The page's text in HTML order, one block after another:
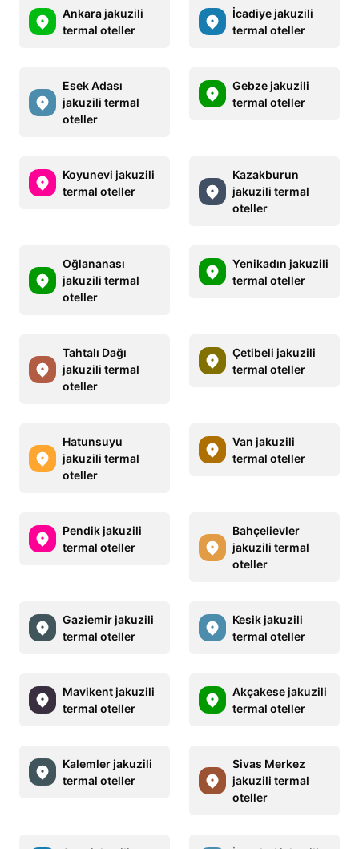
Ankara jakuzili
termal oteller
İcadiye jakuzili
termal oteller
Esek Adası
jakuzili termal
oteller
Gebze jakuzili
termal oteller
Koyunevi jakuzili
termal oteller
Kazakburun
jakuzili termal
oteller
Oğlananası
jakuzili termal
oteller
Yenikadın jakuzili
termal oteller
Tahtalı Dağı
jakuzili termal
oteller
Çetibeli jakuzili
termal oteller
Hatunsuyu
jakuzili termal
oteller
Van jakuzili
termal oteller
Pendik jakuzili
termal oteller
Bahçelievler
jakuzili termal
oteller
Gaziemir jakuzili
termal oteller
Kesik jakuzili
termal oteller
Mavikent jakuzili
termal oteller
Akçakese jakuzili
termal oteller
Kalemler jakuzili
termal oteller
Sivas Merkez
jakuzili termal
oteller